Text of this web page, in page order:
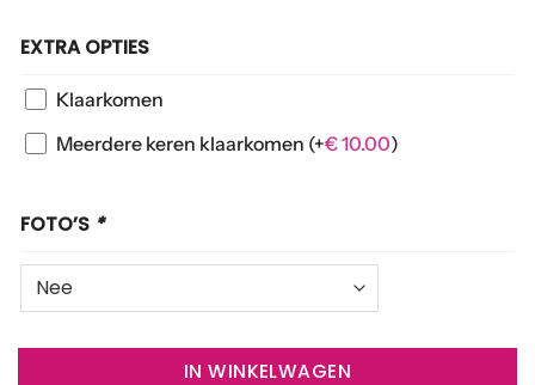
EXTRA OPTIES
Klaarkomen
Meerdere keren klaarkomen (+€10.00)
FOTO’S *
IN WINKELWAGEN